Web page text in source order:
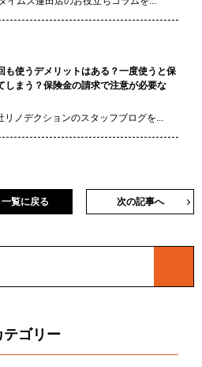
も使うデメリットはある？一度使うと保
しまう？保険金の請求で注意が必要な
ノデクションのスタッフブログを...
次の記事へ
一覧に戻る
テゴリー